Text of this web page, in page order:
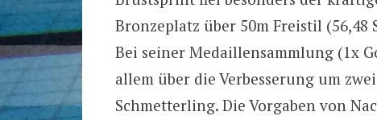
Bronzeplatz über 50m Freistil (56,48
Bei seiner Medaillensammlung (1x
allem über die Verbesserung um
Schmetterling. Die Vorgaben von